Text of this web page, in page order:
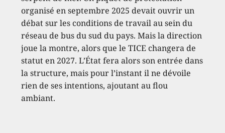
organisé en septembre 2025 devait ouvrir un
débat sur les conditions de travail au sein du
réseau de bus du sud du pays. Mais la direction
joue la montre, alors que le TICE changera de
statut en 2027. L’État fera alors son entrée dans
la structure, mais pour l’instant il ne dévoile
rien de ses intentions, ajoutant au flou
ambiant.